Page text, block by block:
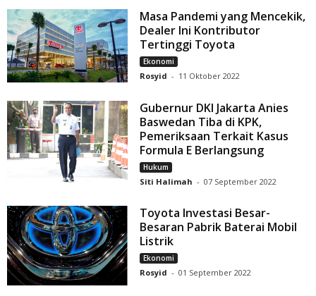
Masa Pandemi yang Mencekik,
Dealer Ini Kontributor
Tertinggi Toyota
Ekonomi
Rosyid - 11 Oktober 2022
Gubernur DKI Jakarta Anies
Baswedan Tiba di KPK,
Pemeriksaan Terkait Kasus
Formula E Berlangsung
Hukum
Siti Halimah - 07 September 2022
Toyota Investasi Besar-
Besaran Pabrik Baterai Mobil
Listrik
Ekonomi
Rosyid - 01 September 2022